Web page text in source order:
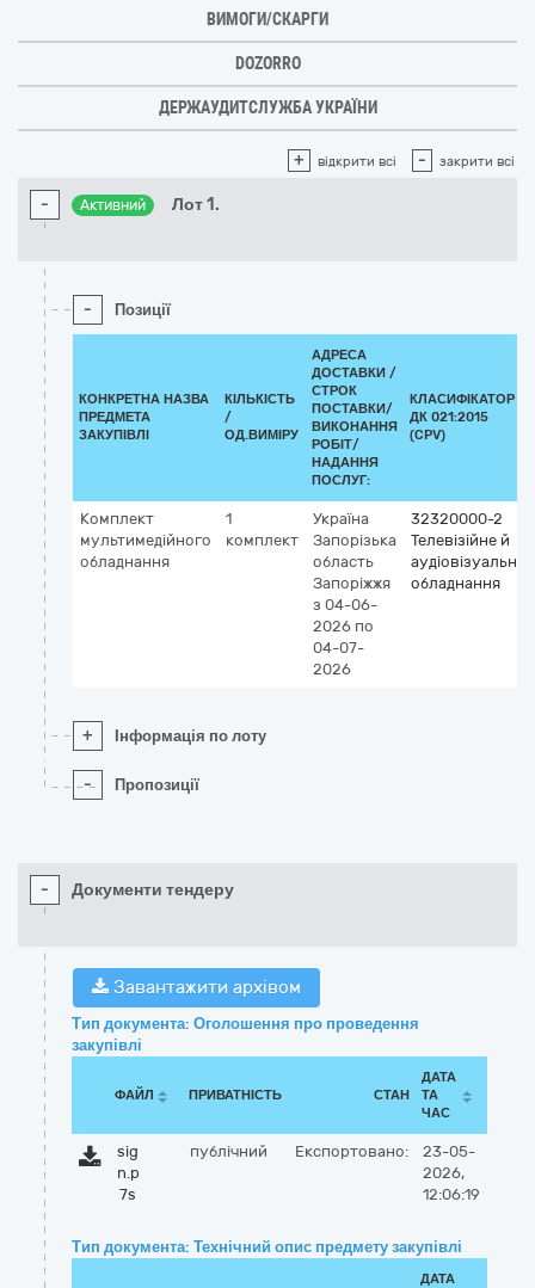
ВИМОГИ/СКАРГИ
DOZORRO
ДЕРЖАУДИТСЛУЖБА УКРАЇНИ
+ відкрити всі - закрити всі
- Активний Лот 1.
- Позиції
КОНКРЕТНА НАЗВА
ПРЕДМЕТА
ЗАКУПІВЛІ
КІЛЬКІСТЬ
/
ОД.ВИМІРУ
АДРЕСА
ДОСТАВКИ /
СТРОК
ПОСТАВКИ/
ВИКОНАННЯ
РОБІТ/
НАДАННЯ
ПОСЛУГ:
КЛАСИФІКАТОР
ДК 021:2015
(CPV)
Комплект
мультимедійного
обладнання
1
комплект
Україна
Запорізька
область
Запоріжжя
з 04-06-
2026 по
04-07-
2026
32320000-2
Телевізійне й
аудіовізуальне
обладнання
+ Інформація по лоту
- Пропозиції
- Документи тендеру
Завантажити архівом
Тип документа: Оголошення про проведення
закупівлі
ФАЙЛ ПРИВАТНІСТЬ СТАН
ДАТА
ТА
ЧАС
sig
n.p
7s
публічний Експортовано:
23-05-
2026,
12:06:19
Тип документа: Технічний опис предмету закупівлі
ДАТА